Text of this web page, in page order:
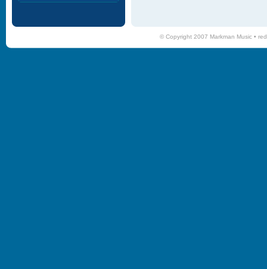
© Copyright 2007 Markman Music •